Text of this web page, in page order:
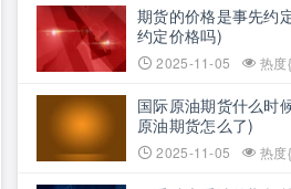
期货的价格是事先约
约定价格吗)
2025-11-05 热度
国际原油期货什么时
原油期货怎么了)
2025-11-05 热度